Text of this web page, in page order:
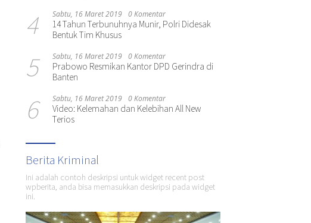
4 Sabtu, 16 Maret 2019 0 Komentar
14 Tahun Terbunuhnya Munir, Polri Didesak
Bentuk Tim Khusus
5 Sabtu, 16 Maret 2019 0 Komentar
Prabowo Resmikan Kantor DPD Gerindra di
Banten
6 Sabtu, 16 Maret 2019 0 Komentar
Video: Kelemahan dan Kelebihan All New
Terios
Berita Kriminal
Ini adalah contoh deskripsi untuk widget recent post
wpberita, anda bisa memasukkan deskripsi pada widget
ini.